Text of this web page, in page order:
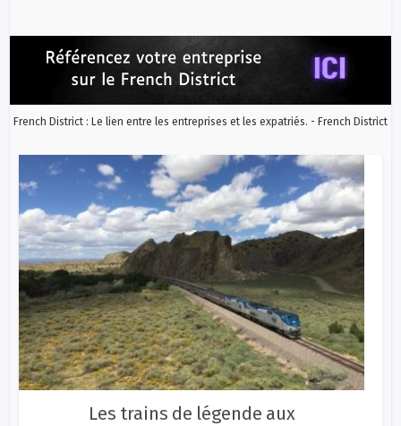
French District : Le lien entre les entreprises et les expatriés. - French District
Les trains de légende aux